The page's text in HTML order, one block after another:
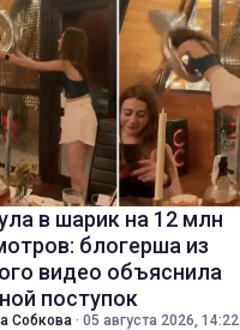
в шарик на 12 млн
блогерша из
видео объяснила
поступок
Собкова · 05 августа 2026, 14:22